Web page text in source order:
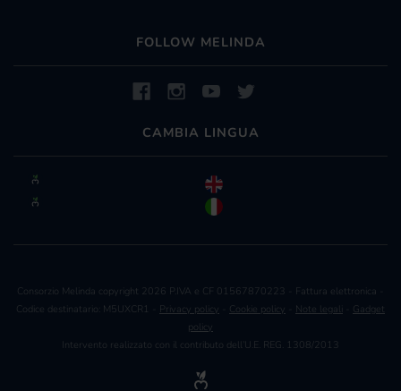
FOLLOW MELINDA
CAMBIA LINGUA
Consorzio Melinda copyright 2026 P.IVA e CF 01567870223 - Fattura elettronica -
Codice destinatario: M5UXCR1 - Privacy policy Cookie policy Note legali
Gadget
policy
Intervento realizzato con il contributo dell’U.E. REG. 1308/2013